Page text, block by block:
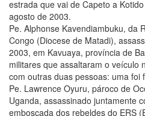
estrada que vai de Capeto a
agosto de 2003.
Pe. Alphonse Kavendiambuku, da
Congo (Diocese de Matadi),
2003, em Kavuaya, província de
militares que assaltaram o veículo
com outras duas pessoas: uma foi
Pe. Lawrence Oyuru, pároco de
Uganda, assassinado juntamente
emboscada dos rebeldes do ERS